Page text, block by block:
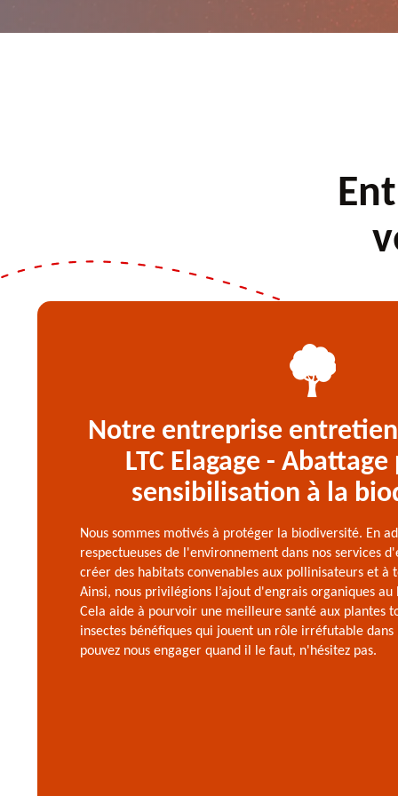
Notre entreprise
LTC Elagage -
sensibilisation à la
Nous sommes motivés à protéger la biodiversité. En
respectueuses de l'environnement dans nos services
créer des habitats convenables aux pollinisateurs et à
Ainsi, nous privilégions l’ajout d'engrais organiques
Cela aide à pourvoir une meilleure santé aux plantes
insectes bénéfiques qui jouent un rôle irréfutable dans
pouvez nous engager quand il le faut, n'hésitez pas.